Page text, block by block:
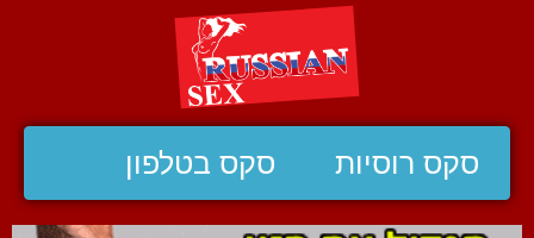
סקס רוסיות סקס בטלפון